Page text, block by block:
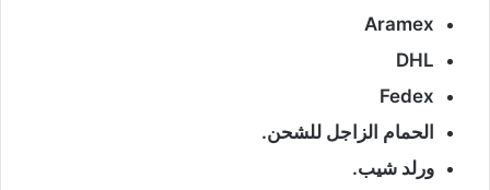
Aramex
DHL
Fedex
الحمام الزاجل للشحن.
ورلد شيب.